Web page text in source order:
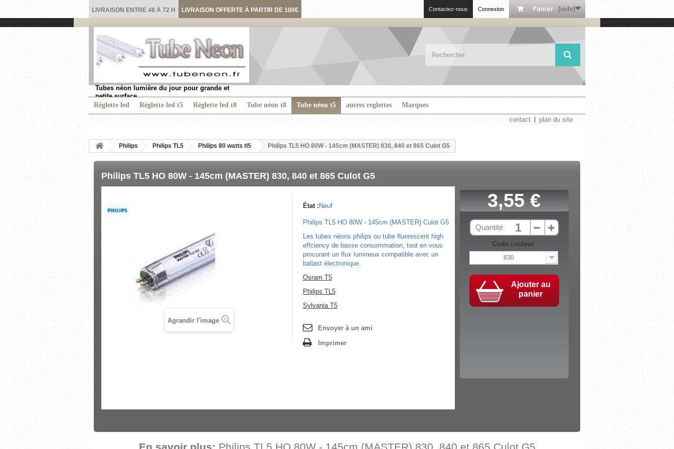
LIVRAISON ENTRE 48 À 72 H LIVRAISON OFFERTE À PARTIR DE 100€ Panier (vide)
Connexion
Contactez-nous
Tubes néon lumière du jour pour grande et
petite surface.
Réglette led
Réglette led t5 Réglette led t8 Tube néon t8 Tube néon t5 autres reglettes
Marques
contact
plan du site
Philips Philips TL5 Philips 80 watts tl5 Philips TL5 HO 80W - 145cm (MASTER) 830, 840 et 865 Culot G5
Philips TL5 HO 80W - 145cm (MASTER) 830, 840 et 865 Culot G5
Agrandir l'image
État : Neuf
Philips TL5 HO 80W - 145cm (MASTER) Culot G5
Les tubes néons philips ou tube fluorescent high
effciency de basse consommation, tout en vous
procurant un flux lumineux compatible avec un
ballast électronique.
Osram T5
Philips TL5
Sylvania T5
Envoyer à un ami
Imprimer
3,55 €
Quantité
Code couleur
830
Ajouter au
panier